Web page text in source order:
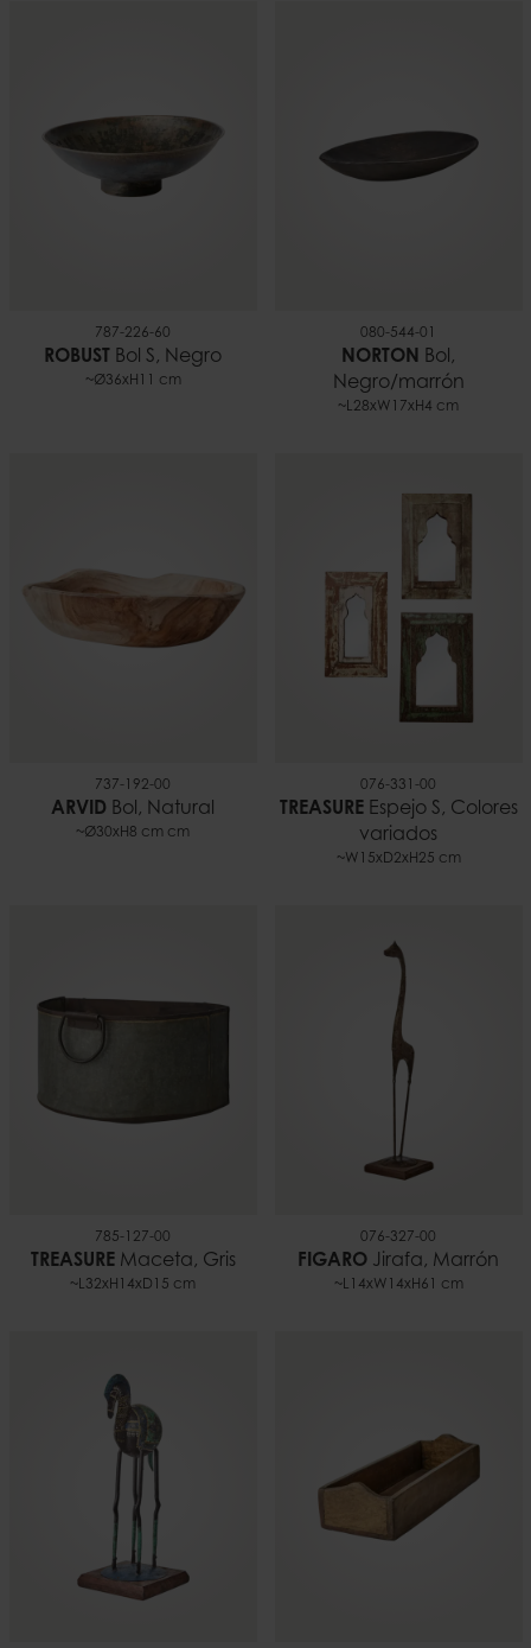
787-226-60
ROBUST Bol S, Negro
~Ø36xH11 cm
080-544-01
NORTON
Bol,
Negro/marrón
~L28xW17xH4 cm
737-192-00
ARVID Bol, Natural
~Ø30xH8 cm cm
076-331-00
TREASUREEspejo S, Colores
variados
~W15xD2xH25 cm
785-127-00
TREASUREMaceta, Gris
~L32xH14xD15 cm
076-327-00
FIGARO Jirafa, Marrón
~L14xW14xH61 cm